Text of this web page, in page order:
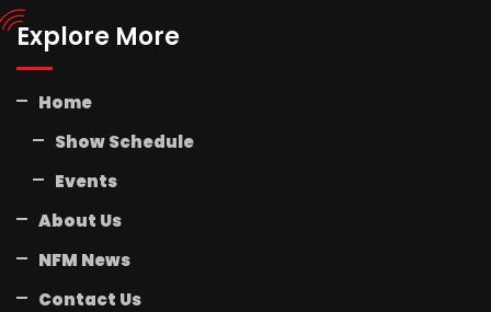
Explore More
Home
Show Schedule
Events
About Us
NFM News
Contact Us